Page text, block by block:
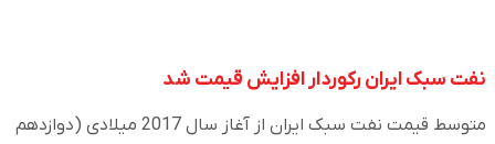
نفت سبک ایران رکوردار افزایش قیمت شد
متوسط قیمت نفت سبک ایران از آغاز سال 2017 میلادی (دوازدهم